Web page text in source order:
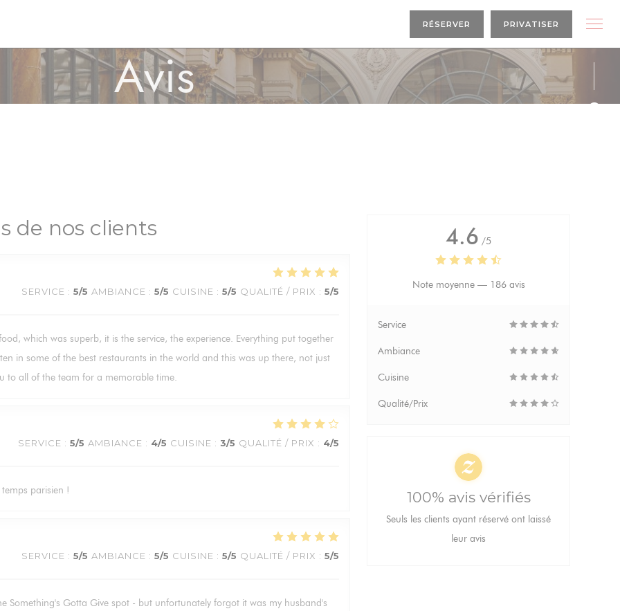
RÉSERVER PRIVATISER
Avis
de nos clients
SERVICE : 5/5 AMBIANCE : 5/5 CUISINE : 5/5 QUALITÉ / PRIX : 5/5
which was superb, it is the service, the experience. Everything put together
in some of the best restaurants in the world and this was up there, not just
to all of the team for a memorable time.
SERVICE : 5/5 AMBIANCE : 4/5 CUISINE : 3/5 QUALITÉ / PRIX : 4/5
parisien !
SERVICE : 5/5 AMBIANCE : 5/5 CUISINE : 5/5 QUALITÉ / PRIX : 5/5
Something's Gotta Give spot - but unfortunately forgot it was my husband's
4.6 /5
Note moyenne — 186 avis
Service
Ambiance
Cuisine
Qualité/Prix
100% avis vérifiés
Seuls les clients ayant réservé ont laissé
leur avis